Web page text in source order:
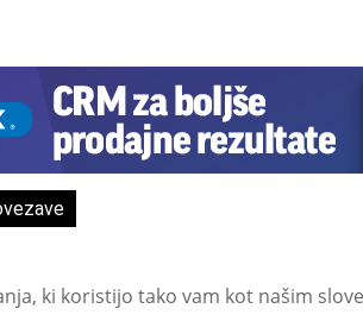
ki koristijo tako vam kot našim